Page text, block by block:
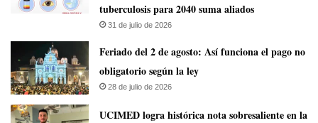
tuberculosis para 2040 suma aliados
31 de julio de 2026
Feriado del 2 de agosto: Así funciona el pago no
obligatorio según la ley
28 de julio de 2026
UCIMED logra histórica nota sobresaliente en la